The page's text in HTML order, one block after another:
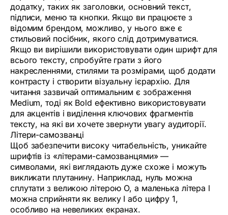
додатку, таких як заголовки, основний текст,
підписи, меню та кнопки. Якщо ви працюєте з
відомим брендом, можливо, у нього вже є
стильовий посібник, якого слід дотримуватися.
Якщо ви вирішили використовувати один шрифт для
всього тексту, спробуйте грати з його
накресленнями, стилями та розмірами, щоб додати
контрасту і створити візуальну ієрархію. Для
читання зазвичай оптимальним є зображення
Medium, тоді як Bold ефективно використовувати
для акцентів і виділення ключових фрагментів
тексту, на які ви хочете звернути увагу аудиторії.
Літери-самозванці
Щоб забезпечити високу читабельність, уникайте
шрифтів із «літерами-самозванцями» —
символами, які виглядають дуже схоже і можуть
викликати плутанину. Наприклад, нуль можна
сплутати з великою літерою O, а маленька літера l
можна сприйняти як велику I або цифру 1,
особливо на невеликих екранах.